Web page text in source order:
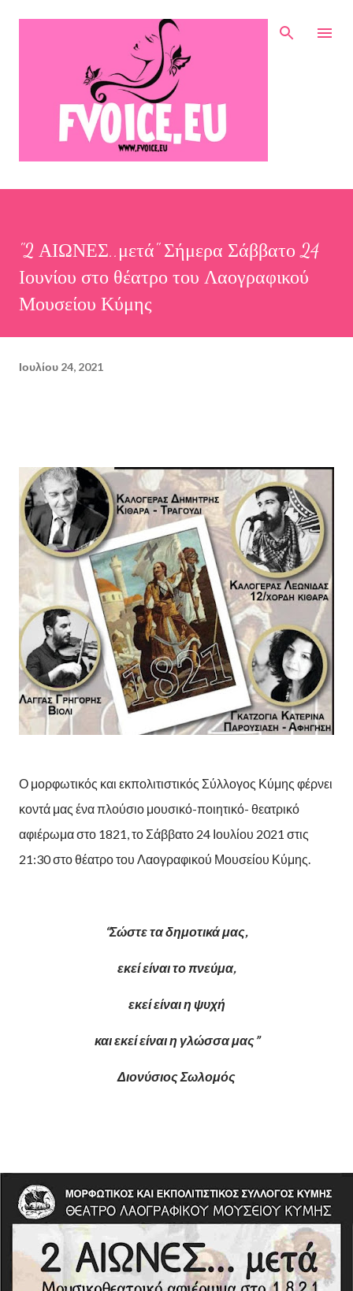
Μετάβαση στο κύριο περιεχόμενο
"2 ΑΙΩΝΕΣ..μετά" Σήμερα Σάββατο 24
Ιουνίου στο θέατρο του Λαογραφικού
Μουσείου Κύμης
Ιουλίου 24, 2021
Ο μορφωτικός και εκπολιτιστικός Σύλλογος Κύμης φέρνει
κοντά μας ένα πλούσιο μουσικό-ποιητικό- θεατρικό
αφιέρωμα στο 1821, το Σάββατο 24 Ιουλίου 2021 στις
21:30 στο θέατρο του Λαογραφικού Μουσείου Κύμης.
“Σώστε τα δημοτικά μας,
εκεί είναι το πνεύμα,
εκεί είναι η ψυχή
και εκεί είναι η γλώσσα μας”
Διονύσιος Σωλομός